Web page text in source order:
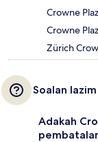
Crowne
Crowne
Zürich
Soalan lazim
Adakah